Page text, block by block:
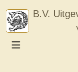
content
B.V.